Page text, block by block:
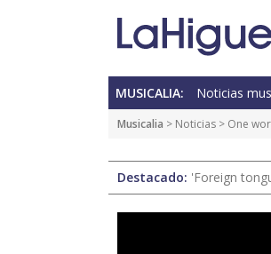
MUSICALIA: Noticias
Musicalia > Noticias > One
Destacado: 'Foreign